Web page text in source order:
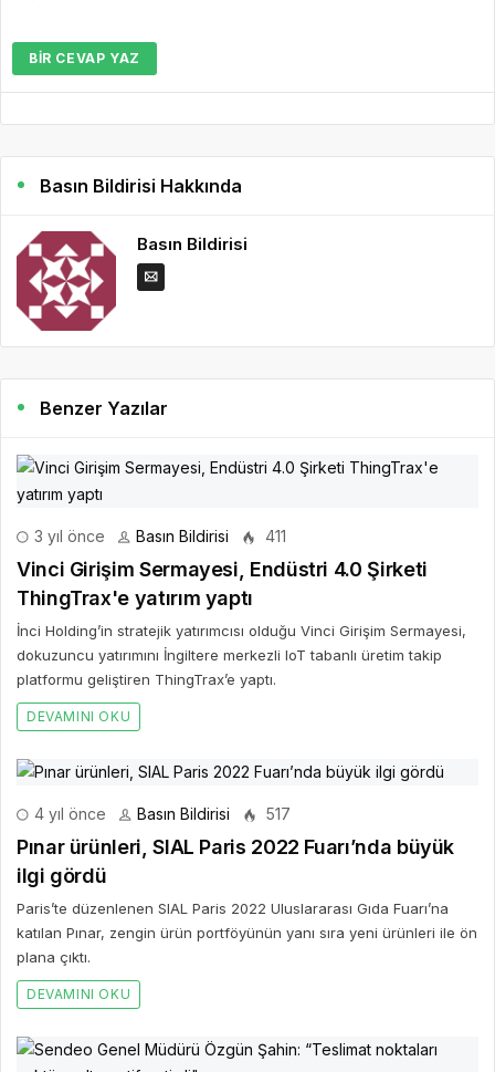
BIR CEVAP YAZ
Basın Bildirisi Hakkında
Basın Bildirisi
Benzer Yazılar
3 yıl önce Basın Bildirisi 411
Vinci Girişim Sermayesi, Endüstri 4.0 Şirketi
ThingTrax'e yatırım yaptı
İnci Holding’in stratejik yatırımcısı olduğu Vinci Girişim Sermayesi,
dokuzuncu yatırımını İngiltere merkezli IoT tabanlı üretim takip
platformu geliştiren ThingTrax’e yaptı.
DEVAMINI OKU
4 yıl önce Basın Bildirisi 517
Pınar ürünleri, SIAL Paris 2022 Fuarı’nda büyük
ilgi gördü
Paris’te düzenlenen SIAL Paris 2022 Uluslararası Gıda Fuarı’na
katılan Pınar, zengin ürün portföyünün yanı sıra yeni ürünleri ile ön
plana çıktı.
DEVAMINI OKU